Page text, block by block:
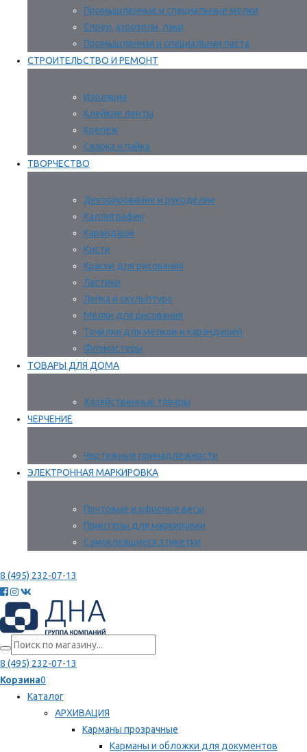
Промышленные и специальные мелки
Спреи, аэрозоли, лаки
Промышленная и специальная паста
СТРОИТЕЛЬСТВО И РЕМОНТ
Изоляция
Клейкие ленты
Крепеж
Сварка и пайка
ТВОРЧЕСТВО
Декорирование и рукоделие
Каллиграфия
Карандаши
Кисти
Краски для рисования
Ластики
Лепка и скульптура
Мелки для рисования
Точилки для мелков и карандашей
Фломастеры
ТОВАРЫ ДЛЯ ДОМА
Хозяйственные товары
ЧЕРЧЕНИЕ
Чертежные принадлежности
ЭЛЕКТРОННАЯ МАРКИРОВКА
Почтовые и офисные весы
Принтеры для маркировки
Самоклеящиеся этикетки
8 (495) 232-07-13
8 (495) 232-07-13
Корзина0
Каталог
АРХИВАЦИЯ
Карманы прозрачные
Карманы и обложки для документов